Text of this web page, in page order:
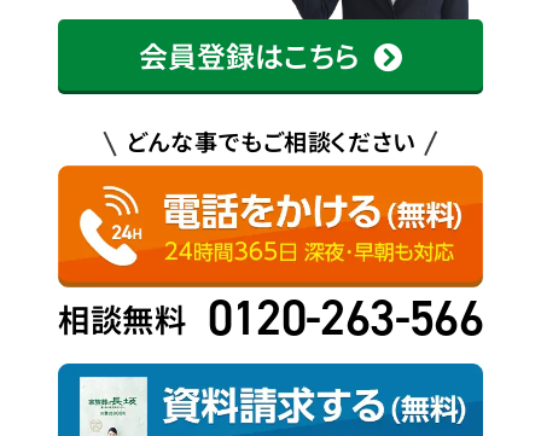
会員登録はこちら
どんな事でもご相談ください
相談無料 0120-263-566